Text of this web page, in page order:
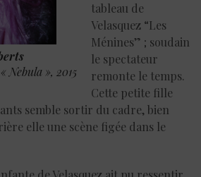
Nebula », 2015
tableau de
Velasquez “Les
Ménines” ; soudain
le spectateur
remonte le temps.
Cette petite fille
semble sortir du cadre, bien
elle une scène figée dans le